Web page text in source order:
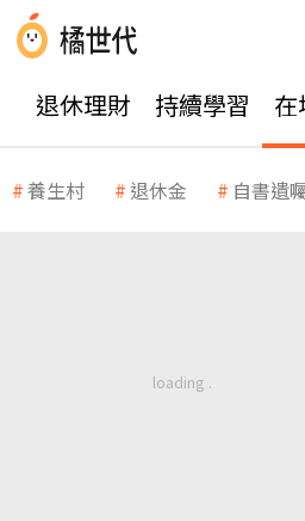
退休理財 持續學習 在
養生村 退休金 自書遺